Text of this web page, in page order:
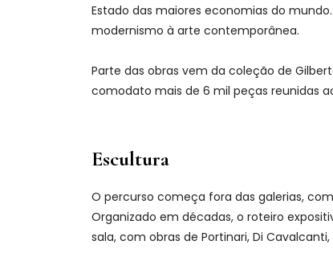
Estado das maiores economias do
modernismo à arte contemporânea.
Parte das obras vem da coleção de
comodato mais de 6 mil peças reunidas
Escultura
O percurso começa fora das galerias,
Organizado em décadas, o roteiro
sala, com obras de Portinari, Di